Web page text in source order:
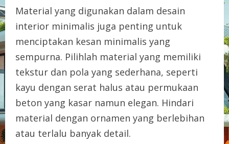
Material yang digunakan dalam desain
interior minimalis juga penting untuk
menciptakan kesan minimalis yang
sempurna. Pilihlah material yang memiliki
tekstur dan pola yang sederhana, seperti
kayu dengan serat halus atau permukaan
beton yang kasar namun elegan. Hindari
material dengan ornamen yang berlebihan
atau terlalu banyak detail.